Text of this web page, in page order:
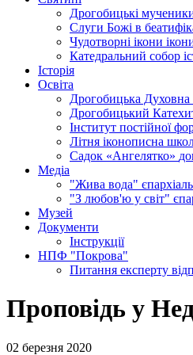
Дрогобицькі
Слуги Божі в
Чудотворні ікони
Катедральний собор
Історія
Освіта
Дрогобицька Духовна
Дрогобицький
Інститут постійної
Літня іконописна
Садок «Ангелятко»
Медіа
"Жива вода"
"З любов'ю у світ"
Музей
Документи
Інструкції
НПФ "Покрова"
Питання експерту
Проповідь у
02 березня 2020